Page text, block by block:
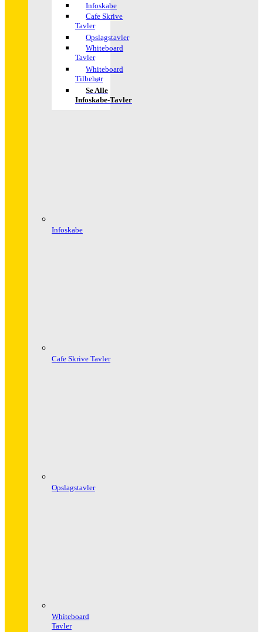
Infoskabe
Cafe Skrive
Tavler
Opslagstavler
Whiteboard
Tavler
Whiteboard
Tilbehør
Se Alle
Infoskabe-Tavler
Infoskabe
Cafe Skrive Tavler
Opslagstavler
Whiteboard
Tavler